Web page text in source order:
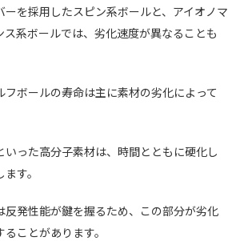
ーを採用したスピン系ボールと、アイオノマ
ス系ボールでは、劣化速度が異なることも
ボールの寿命は主に素材の劣化によって
いった高分子素材は、時間とともに硬化し
す。
反発性能が鍵を握るため、この部分が劣化
ことがあります。